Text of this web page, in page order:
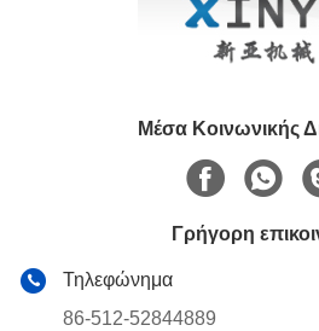
Μέσα Κοινωνικής
Γρήγορη
Τηλεφώνημα
86-512-52844889